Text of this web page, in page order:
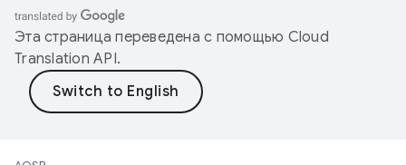
Эта страница переведена с помощью Cloud
Translation API.